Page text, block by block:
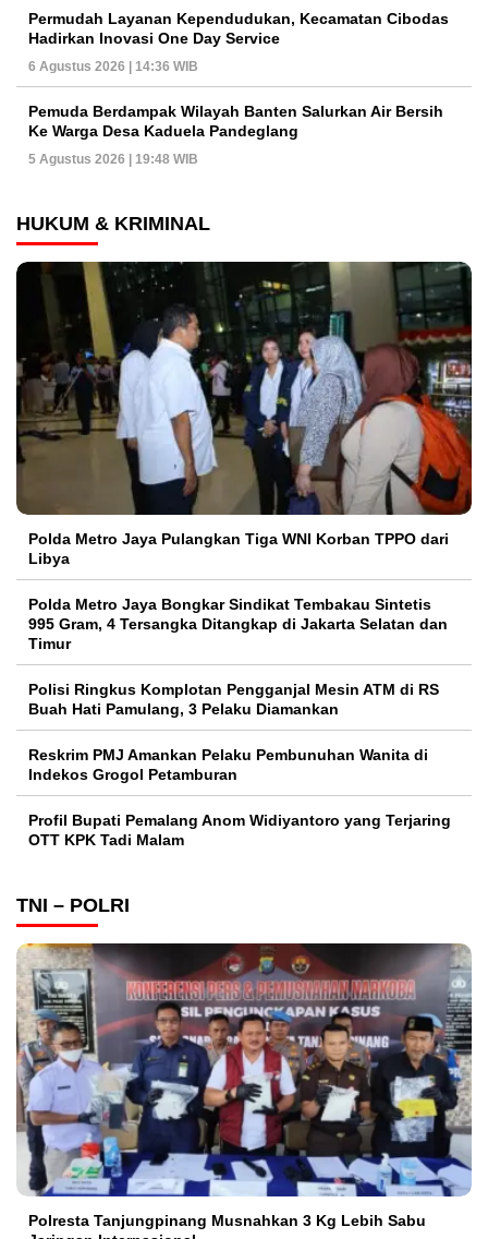
Permudah Layanan Kependudukan, Kecamatan Cibodas
Hadirkan Inovasi One Day Service
6 Agustus 2026 | 14:36 WIB
Pemuda Berdampak Wilayah Banten Salurkan Air Bersih
Ke Warga Desa Kaduela Pandeglang
5 Agustus 2026 | 19:48 WIB
HUKUM & KRIMINAL
Polda Metro Jaya Pulangkan Tiga WNI Korban TPPO dari
Libya
Polda Metro Jaya Bongkar Sindikat Tembakau Sintetis
995 Gram, 4 Tersangka Ditangkap di Jakarta Selatan dan
Timur
Polisi Ringkus Komplotan Pengganjal Mesin ATM di RS
Buah Hati Pamulang, 3 Pelaku Diamankan
Reskrim PMJ Amankan Pelaku Pembunuhan Wanita di
Indekos Grogol Petamburan
Profil Bupati Pemalang Anom Widiyantoro yang Terjaring
OTT KPK Tadi Malam
TNI – POLRI
Polresta Tanjungpinang Musnahkan 3 Kg Lebih Sabu